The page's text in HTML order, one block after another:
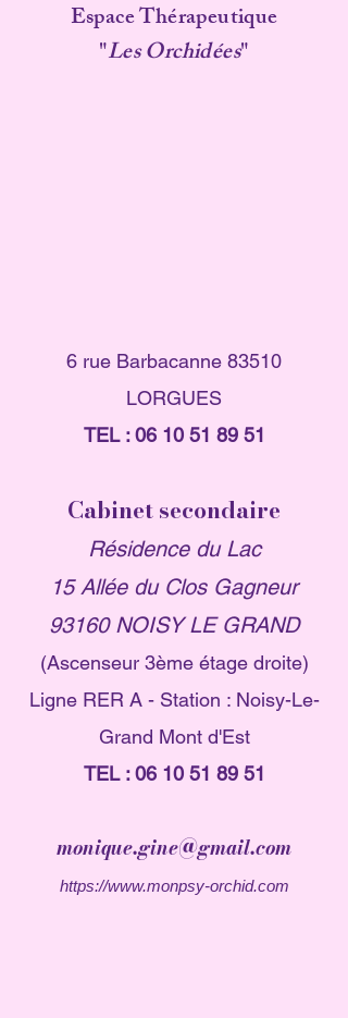
Espace Thérapeutique
"Les Orchidées"
6 rue Barbacanne 83510
LORGUES
TEL :06 10 51 89 51
Cabinet secondaire
Résidence du Lac
15 Allée du Clos Gagneur
93160 NOISY LE GRAND
(Ascenseur 3ème étage droite)
Ligne RER A - Station : Noisy-Le-
Grand Mont d'Est
TEL :06 10 51 89 51
monique.gine@gmail.com
https://www.monpsy-orchid.com